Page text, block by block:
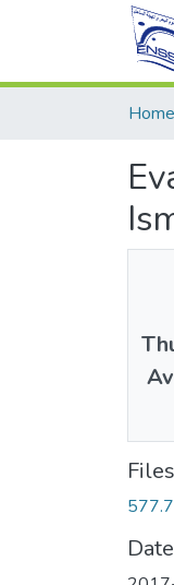
Home
Files
Date